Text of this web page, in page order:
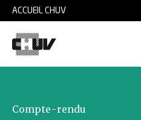
Skip to main content
ACCUEIL CHUV
Compte-rendu